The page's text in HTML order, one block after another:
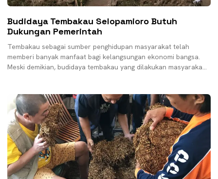
Budidaya Tembakau Selopamioro Butuh
Dukungan Pemerintah
Tembakau sebagai sumber penghidupan masyarakat telah
memberi banyak manfaat bagi kelangsungan ekonomi bangsa.
Meski demikian, budidaya tembakau yang dilakukan masyarakat